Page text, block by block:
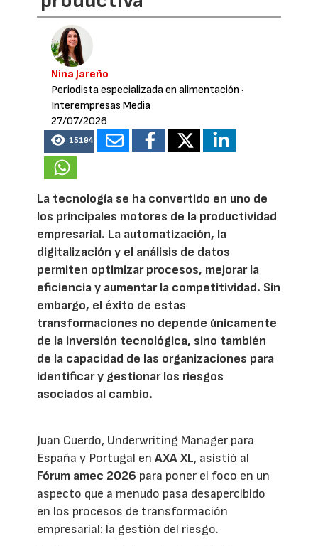
Nina Jareño
Periodista especializada en alimentación ·
Interempresas Media
27/07/2026
15194
La tecnología se ha convertido en uno de
los principales motores de la productividad
empresarial. La automatización, la
digitalización y el análisis de datos
permiten optimizar procesos, mejorar la
eficiencia y aumentar la competitividad. Sin
embargo, el éxito de estas
transformaciones no depende únicamente
de la inversión tecnológica, sino también
de la capacidad de las organizaciones para
identificar y gestionar los riesgos
asociados al cambio.
Juan Cuerdo, Underwriting Manager para
España y Portugal enAXA XL, asistió al
Fórum amec 2026 para poner el foco en un
aspecto que a menudo pasa desapercibido
en los procesos de transformación
empresarial: la gestión del riesgo.